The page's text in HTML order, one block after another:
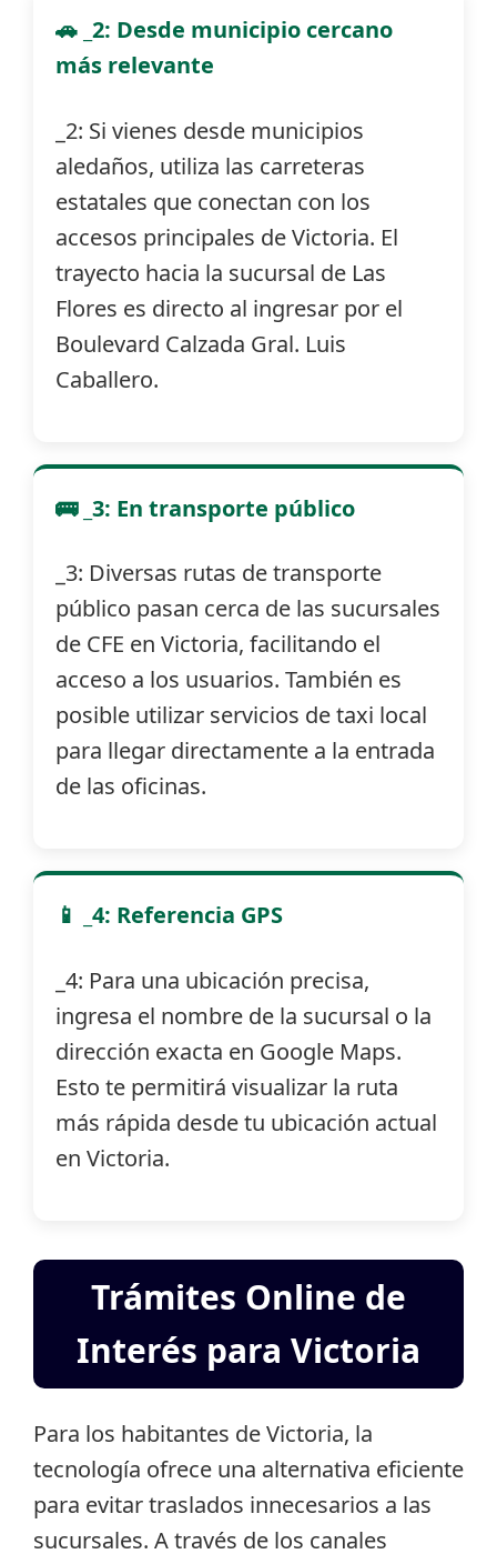
🚗 _2: Desde municipio cercano
más relevante
_2: Si vienes desde municipios
aledaños, utiliza las carreteras
estatales que conectan con los
accesos principales de Victoria. El
trayecto hacia la sucursal de Las
Flores es directo al ingresar por el
Boulevard Calzada Gral. Luis
Caballero.
🚌 _3: En transporte público
_3: Diversas rutas de transporte
público pasan cerca de las sucursales
de CFE en Victoria, facilitando el
acceso a los usuarios. También es
posible utilizar servicios de taxi local
para llegar directamente a la entrada
de las oficinas.
📱 _4: Referencia GPS
_4: Para una ubicación precisa,
ingresa el nombre de la sucursal o la
dirección exacta en Google Maps.
Esto te permitirá visualizar la ruta
más rápida desde tu ubicación actual
en Victoria.
Trámites Online de
Interés para Victoria
Para los habitantes de Victoria, la
tecnología ofrece una alternativa eficiente
para evitar traslados innecesarios a las
sucursales. A través de los canales